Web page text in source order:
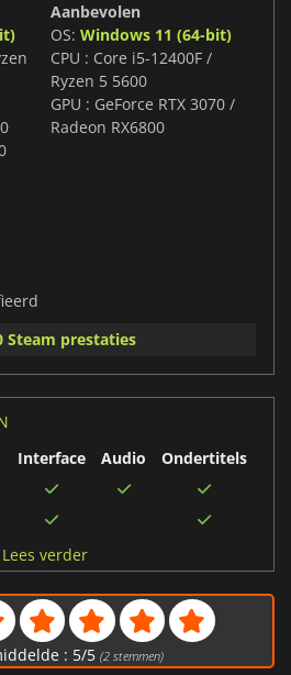
Aanbevolen
OS: Windows 11 (64-bit)
CPU : Core i5-12400F /
Ryzen 5 5600
GPU : GeForce RTX 3070 /
Radeon RX6800
Steam prestaties
Interface
Audio
Ondertitels
Lees verder
: 5/5 (2stemmen)